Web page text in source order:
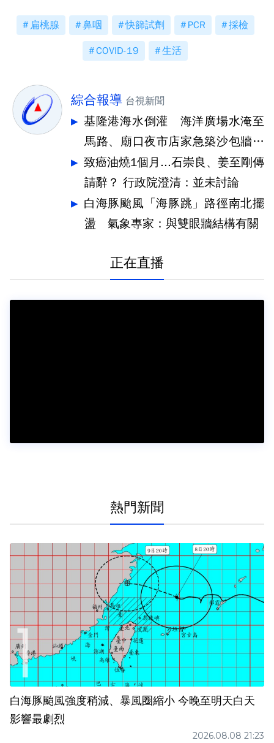
扁桃腺 鼻咽 快篩試劑 PCR 採檢
COVID-19 生活
綜合報導 台視新聞
基隆港海水倒灌 海洋廣場水淹至
馬路、廟口夜市店家急築沙包牆擋
水
致癌油燒1個月...石崇良、姜至剛傳
請辭？ 行政院澄清：並未討論
白海豚颱風「海豚跳」路徑南北擺
盪 氣象專家：與雙眼牆結構有關
正在直播
熱門新聞
白海豚颱風強度稍減、暴風圈縮小 今晚至明天白天
影響最劇烈
2026.08.08 21:23